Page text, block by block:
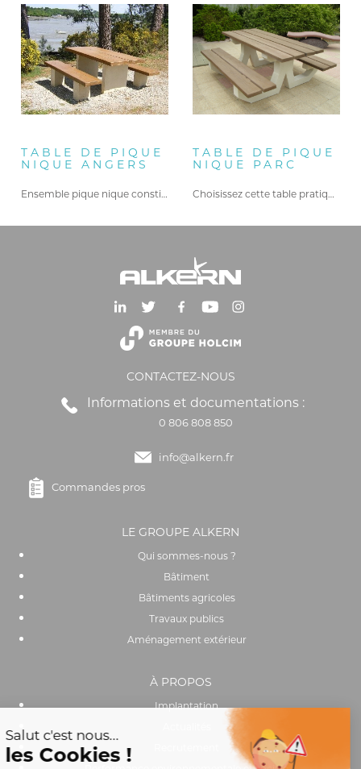
TABLE DE PIQUE
NIQUE ANGERS
Ensemble pique nique constitué d’une…
TABLE DE PIQUE
NIQUE PARC
Choisissez cette table pratique avec…
CONTACTEZ-NOUS
Informations et documentations :
0 806 808 850
info@alkern.fr
Commandes pros
LE GROUPE ALKERN
Qui sommes-nous ?
Bâtiment
Bâtiments agricoles
Travaux publics
Aménagement extérieur
À PROPOS
Implantation